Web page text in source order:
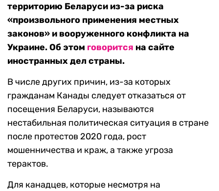
территорию Беларуси из-за риска
«произвольного применения местных
законов» и вооруженного конфликта на
Украине. Об этом говорится на сайте
иностранных дел страны.
В числе других причин, из-за которых
гражданам Канады следует отказаться от
посещения Беларуси, называются
нестабильная политическая ситуация в стране
после протестов 2020 года, рост
мошенничества и краж, а также угроза
терактов.
Для канадцев, которые несмотря на